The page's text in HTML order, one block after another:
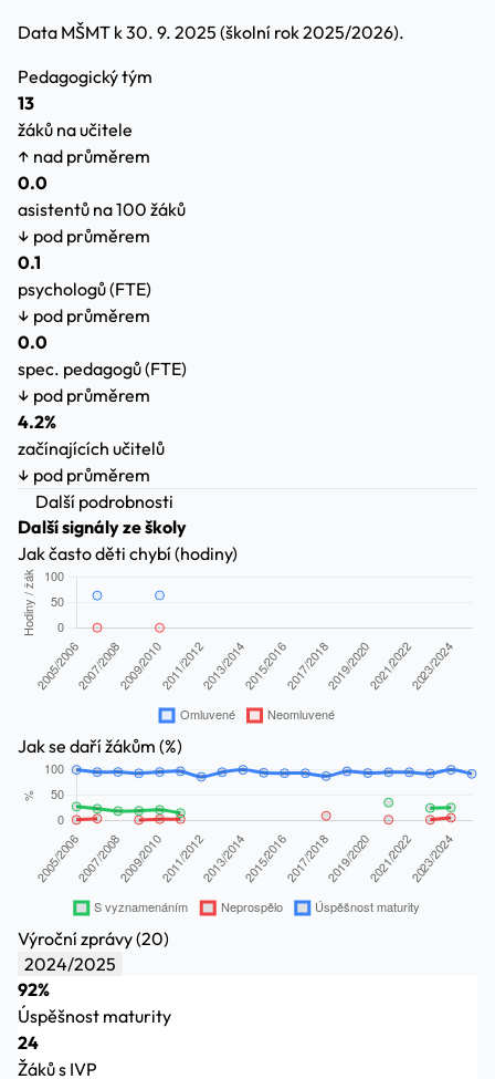
Data MŠMT k 30. 9. 2025 (školní rok 2025/2026).
Pedagogický tým
13
žáků na učitele
↑ nad průměrem
0.0
asistentů na 100 žáků
↓ pod průměrem
0.1
psychologů (FTE)
↓ pod průměrem
0.0
spec. pedagogů (FTE)
↓ pod průměrem
4.2%
začínajících učitelů
↓ pod průměrem
Další podrobnosti
Další signály ze školy
Jak často děti chybí (hodiny)
Jak se daří žákům (%)
Výroční zprávy (20)
2024/2025
92%
Úspěšnost maturity
24
Žáků s IVP